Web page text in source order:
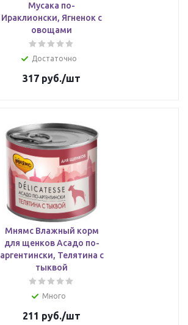
Мусака по-
Ираклионски, Ягненок с
овощами
Достаточно
317 руб./шт
Мнямс Влажный корм
для щенков Асадо по-
аргентински, Телятина с
тыквой
Много
211 руб./шт